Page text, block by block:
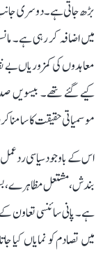
بڑھ جاتی ہے۔ دوسری جانب
میں اضافہ کر رہی ہے۔
معاہدوں کی کمزوریاں بے
کیے گئے تھے۔ بیسویں
موسمیاتی حقیقت کا سامنا
اس کے باوجود سیاسی
بندش، مشتعل مظاہرے، بسوں
ہے۔ پانی سائنسی تعاون
میں تصادم کو نمایاں کیا